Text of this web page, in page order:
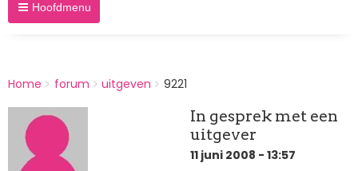
Hoofdmenu
BREADCRUMBS
You
here:
Home forum uitgeven 9221
In gesprek met een
uitgever
11 juni 2008 - 13:57